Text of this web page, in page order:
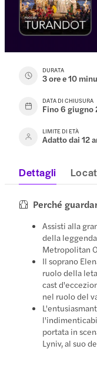
DURATA
3 ore e 10
DATA DI CHIUSURA
Fino 6 giugno
LIMITE DI ETÀ
Adatto dai 12
Dettagli
Perché
Assisti alla
della
Metropolitan
Il soprano
ruolo della
cast
nel ruolo del
portata in
Lyniv, al suo